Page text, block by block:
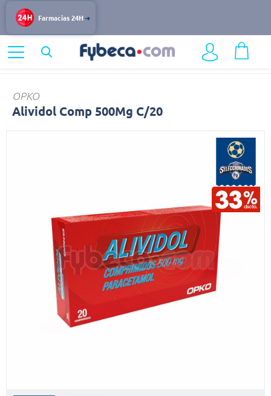
Farmacias 24H
Alividol
OPKO
Alividol Comp 500Mg C/20